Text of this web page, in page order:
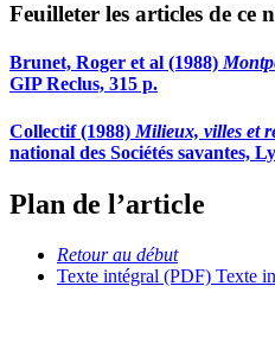
Feuilleter les articles de ce
Brunet, Roger et al (1988)
GIP Reclus, 315 p.
Collectif (1988) Milieux, villes et
national des Sociétés savantes,
Plan de l’article
Retour au début
Texte intégral (PDF) Texte